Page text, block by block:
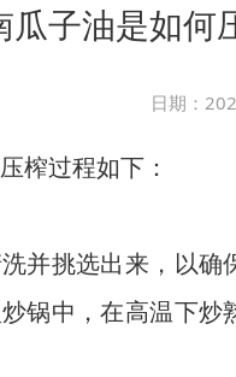
瓜子油是如何
日期：
榨过程如下：
并挑选出来，以
锅中，在高温下